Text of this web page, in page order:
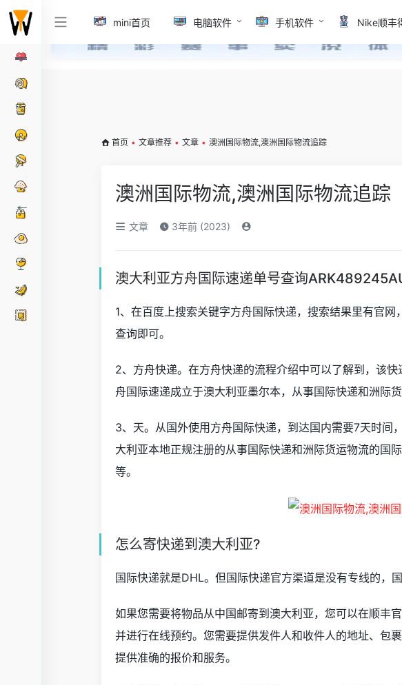
mini首页 电脑软件 手机软件 Nike顺丰
首页 • 文章推荐 • 文章 • 澳洲国际物流,澳洲国际物流追踪
澳洲国际物流,澳洲国际物流追踪
文章 3年前 (2023)
澳大利亚方舟国际速递单号查询
1、在百度上搜索关键字方舟国际快递，搜索结果里有官
查询即可。
2、方舟快递。在方舟快递的流程介绍中可以了解到，该
舟国际速递成立于澳大利亚墨尔本，从事国际快递和洲际货
3、天。从国外使用方舟国际快递，到达国内需要7天时间
大利亚本地正规注册的从事国际快递和洲际货运物流的国
等。
怎么寄快递到澳大利亚?
国际快递就是DHL。但国际快递官方渠道是没有专线的，
如果您需要将物品从中国邮寄到澳大利亚，您可以在顺丰
并进行在线预约。您需要提供发件人和收件人的地址、包
提供准确的报价和服务。